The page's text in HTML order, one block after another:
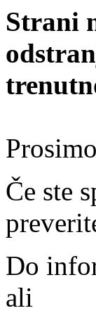
Strani
Če ste
Do
ali